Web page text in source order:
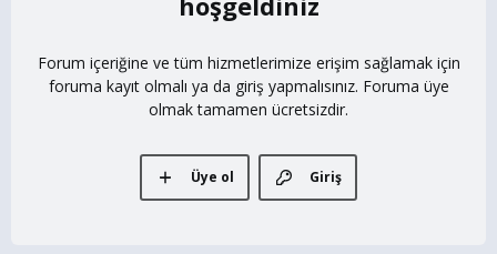
Forum içeriğine ve tüm hizmetlerimize erişim sağlamak için
foruma kayıt olmalı ya da giriş yapmalısınız. Foruma üye
olmak tamamen ücretsizdir.
Giriş
Üye ol